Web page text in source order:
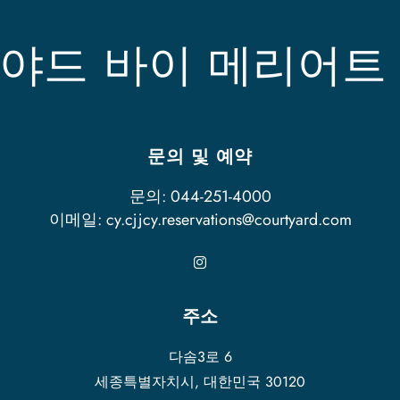
드 바이 메리어트
문의 및 예약
문의: 044-251-4000
이메일: cy.cjjcy.reservations@courtyard.com
주소
다솜3로 6
세종특별자치시, 대한민국 30120